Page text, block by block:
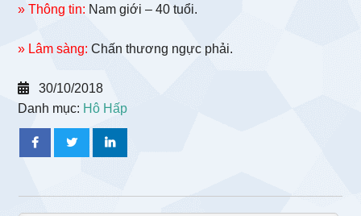
» Thông tin: Nam giới – 40 tuổi.
» Lâm sàng:Chấn thương ngực phải.
30/10/2018
Danh mục: Hô Hấp